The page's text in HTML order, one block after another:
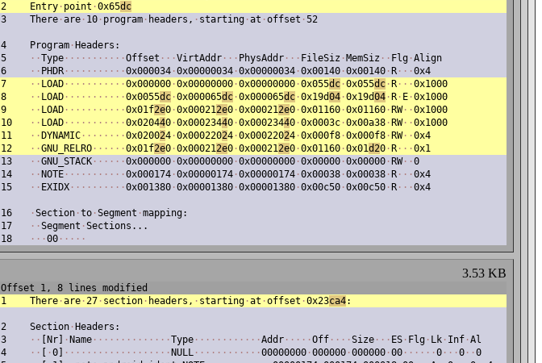
2 Entry · point ·0x65dc
3 There ·are · 10 · program · headers, · starting ·at ·offset ·52
4 Program · Headers:
5 · ·Type · · · · · · · · · · ·Offset · · ·VirtAddr · · · PhysAddr · · · FileSiz · MemSiz · · Flg ·Align
6 · · PHDR · · · · · · · · · · ·0x000034 ·0x00000034 ·0x00000034 ·0x00140 ·0x00140 · R · · ·0x4
7 · · LOAD · · · · · · · · · · ·0x000000 ·0x00000000 ·0x00000000 ·0x055dc ·0x055dc · R · · ·0x1000
8 · · LOAD · · · · · · · · · · ·0x0055dc ·0x000065dc ·0x000065dc ·0x19d04 ·0x19d04 · R · E ·0x1000
9 · · LOAD · · · · · · · · · · ·0x01f2e0 ·0x000212e0 ·0x000212e0 ·0x01160 ·0x01160 · RW· ·0x1000
10 · · LOAD · · · · · · · · · · ·0x020440 ·0x00023440 ·0x00023440 ·0x0003c ·0x00a38 · RW· ·0x1000
11 · · DYNAMIC · · · · · · · ·0x020024 ·0x00022024 ·0x00022024 ·0x000f8 ·0x000f8 · RW· ·0x4
12 · ·GNU_RELRO · · · · · ·0x01f2e0 ·0x000212e0 ·0x000212e0 ·0x01160 ·0x01d20 · R · · ·0x1
13 · ·GNU_STACK · · · · · ·0x000000 ·0x00000000 ·0x00000000 ·0x00000 ·0x00000 · RW· ·0
14 · · NOTE · · · · · · · · · · ·0x000174 ·0x00000174 ·0x00000174 ·0x00038 ·0x00038 · R · · ·0x4
15 · · EXIDX · · · · · · · · · ·0x001380 ·0x00001380 ·0x00001380 ·0x00c50 ·0x00c50 · R · · ·0x4
16 ·Section ·to ·Segment ·mapping:
17 · ·Segment ·Sections...
18 · · ·00 · · · · ·
3.53 KB
Offset 1, 8 lines modified
1 There ·are ·27 · section · headers, · starting ·at ·offset ·0x23ca4:
2 Section · Headers:
3 · · [Nr] · Name · · · · · · · · · · · · · ·Type · · · · · · · · · · · ·Addr · · · · ·Off · · · ·Size · · · ES · Flg · Lk · Inf ·Al
4 · · ·0] · · · · · · · · · · · · · · · · · · · NULL · · · · · · · · · · · ·00000000 ·000000 ·000000 ·00 · · · · · ·0 · · ·0 · ·0